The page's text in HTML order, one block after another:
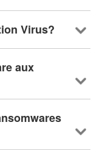
Virus?
aux